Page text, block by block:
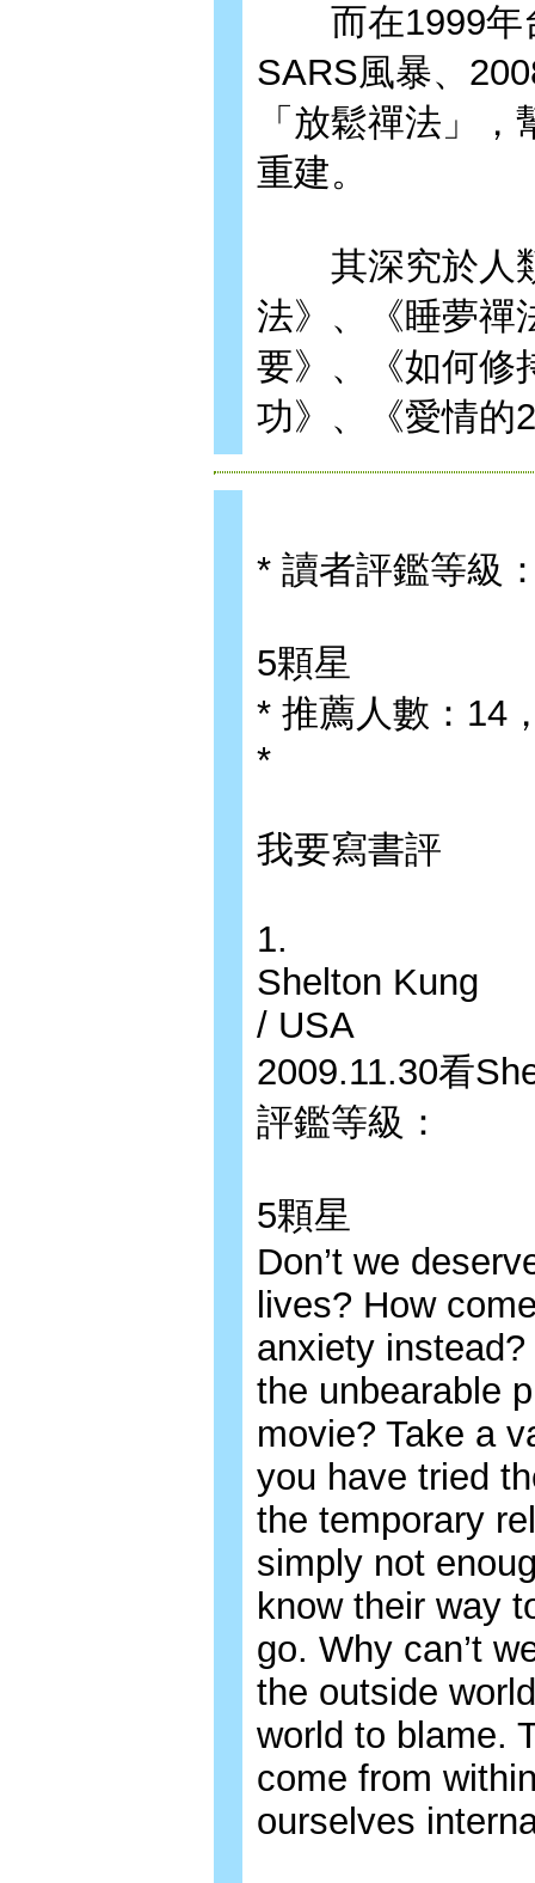
而在1999年
SARS風暴、
「放鬆禪法」
重建。
其深究於人類
法》、《睡夢禪
要》、《如何修
功》、《愛情的
* 讀者評鑑等級
5顆星
* 推薦人數：14
*
我要寫書評
1.
Shelton Kung
/ USA
2009.11.30看
評鑑等級：
5顆星
Don’t we
lives? How
anxiety
the unbearable
movie? Take a
you have tried
the temporary
simply not
know their way
go. Why can’t
the outside
world to blame.
come from
ourselves